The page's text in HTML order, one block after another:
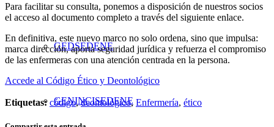
GEDSEDENE
GENINCISEDENE
Para facilitar su consulta, ponemos a disposición de nuestros socios
el acceso al documento completo a través del siguiente enlace.
En definitiva, este nuevo marco no solo ordena, sino que impulsa:
marca dirección, aporta seguridad jurídica y refuerza el compromiso
de las enfermeras con una atención centrada en la persona.
Accede al Código Ético y Deontológico
Etiquetas: código,deontológico, Enfermería, ético